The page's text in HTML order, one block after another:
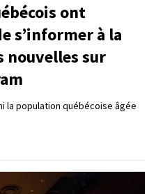
ont
s’informer à la
nouvelles sur
la population québécoise âgée